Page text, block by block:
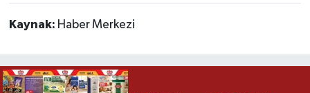
Kaynak: Haber Merkezi